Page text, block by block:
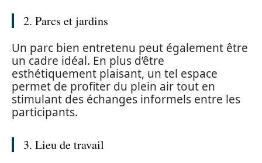
2. Parcs et jardins
Un parc bien entretenu peut également être
un cadre idéal. En plus d’être
esthétiquement plaisant, un tel espace
permet de profiter du plein air tout en
stimulant des échanges informels entre les
participants.
3. Lieu de travail